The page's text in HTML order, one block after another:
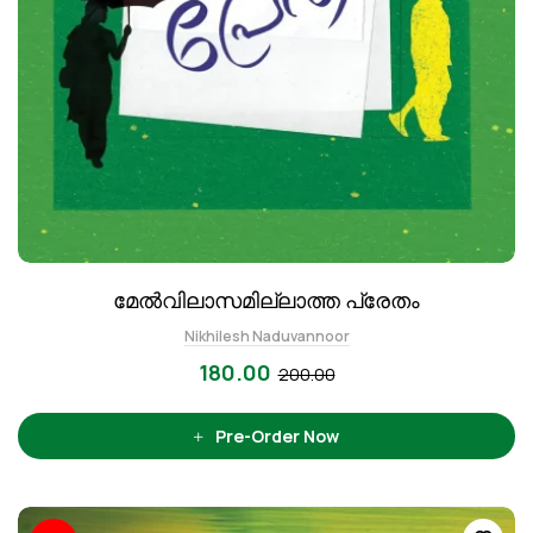
മേല്‍വിലാസമില്ലാത്ത പ്രേതം
Nikhilesh Naduvannoor
200.00
180.00
Pre-Order Now